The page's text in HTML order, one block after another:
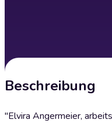
Beschreibung
"Elvira Angermeier,